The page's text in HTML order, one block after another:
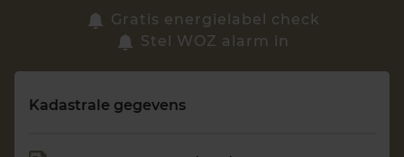
Zoek een woningGratis energielabel check
Stel WOZ alarm in
Kadastrale gegevens